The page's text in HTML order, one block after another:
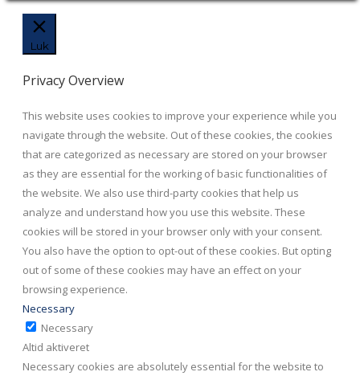
Luk
Privacy Overview
This website uses cookies to improve your experience while you
navigate through the website. Out of these cookies, the cookies
that are categorized as necessary are stored on your browser
as they are essential for the working of basic functionalities of
the website. We also use third-party cookies that help us
analyze and understand how you use this website. These
cookies will be stored in your browser only with your consent.
You also have the option to opt-out of these cookies. But opting
out of some of these cookies may have an effect on your
browsing experience.
Necessary
Necessary
Altid aktiveret
Necessary cookies are absolutely essential for the website to